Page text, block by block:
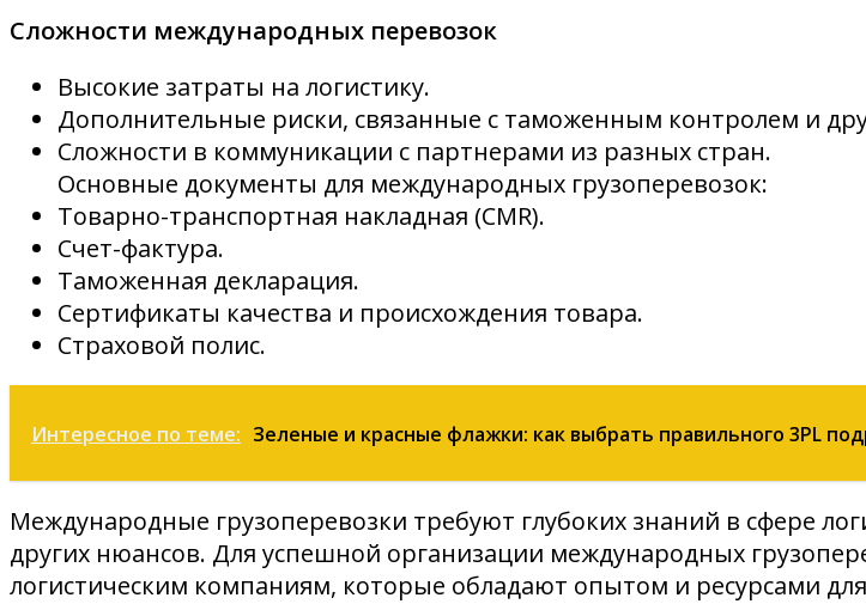
Сложности международных перевозок
Высокие затраты на логистику.
Дополнительные риски, связанные с таможенным контролем и
Сложности в коммуникации с партнерами из разных стран.
Основные документы для международных грузоперевозок:
Товарно-транспортная накладная (CMR).
Счет-фактура.
Таможенная декларация.
Сертификаты качества и происхождения товара.
Страховой полис.
Интересное по теме: Зеленые и красные флажки: как выбрать правильного 3PL
Международные грузоперевозки требуют глубоких знаний в сфере
других нюансов. Для успешной организации международных
логистическим компаниям, которые обладают опытом и ресурсами